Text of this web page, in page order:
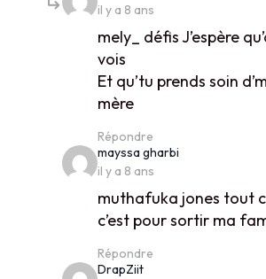
il y a 8 ans
mely_ défis J’espère
vois
Et qu’tu prends soin
mère
Répondre
mayssa gharbi
il y a 8 ans
muthafuka jones tout
c’est pour sortir ma
Répondre
DrapZiitsays: